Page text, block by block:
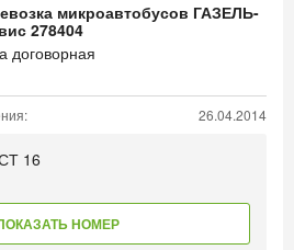
микроавтобусов ГАЗЕЛЬ-
278404
договорная
26.04.2014
16
НОМЕР